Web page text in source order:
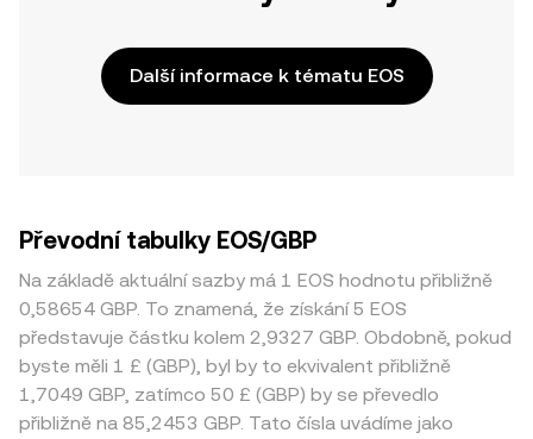
Další informace k tématu EOS
Převodní tabulky EOS/GBP
Na základě aktuální sazby má 1 EOS hodnotu přibližně
0,58654 GBP. To znamená, že získání 5 EOS
představuje částku kolem 2,9327 GBP. Obdobně, pokud
byste měli 1 £ (GBP), byl by to ekvivalent přibližně
1,7049 GBP, zatímco 50 £ (GBP) by se převedlo
přibližně na 85,2453 GBP. Tato čísla uvádíme jako